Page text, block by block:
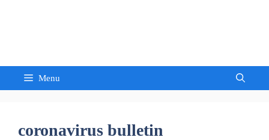
Menu
coronavirus bulletin